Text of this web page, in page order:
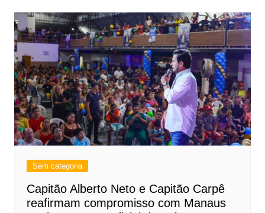
Sem categoria
Capitão Alberto Neto e Capitão Carpê
reafirmam compromisso com Manaus